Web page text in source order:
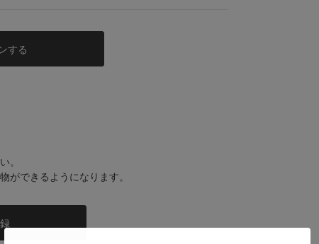
。
ができるようになります。